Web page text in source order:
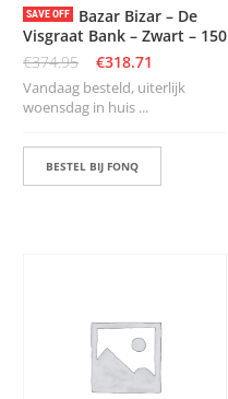
SAVE OFF
Bazar Bizar – De
Visgraat Bank – Zwart – 150
€374.95 €318.71
Vandaag besteld, uiterlijk
woensdag in huis ...
BESTEL BIJ FONQ